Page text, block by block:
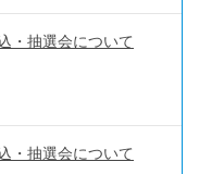
・抽選会について
・抽選会について